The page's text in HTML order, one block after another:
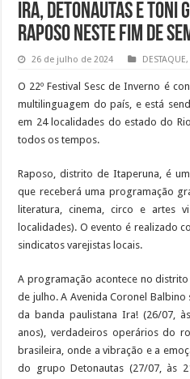
Ira, Detonautas e Toni
Raposo neste fim de
26 de julho de 2024 DESTAQUE,
O 22º Festival Sesc de Inverno é
multilinguagem do país, e está
em 24 localidades do estado do
todos os tempos.
Raposo, distrito de Itaperuna, é
que receberá uma programação
literatura, cinema, circo e artes
localidades). O evento é realizado
sindicatos varejistas locais.
A programação acontece no
de julho. A Avenida Coronel
da banda paulistana Ira! (26/07,
anos), verdadeiros operários do
brasileira, onde a vibração e a
do grupo Detonautas (27/07, às